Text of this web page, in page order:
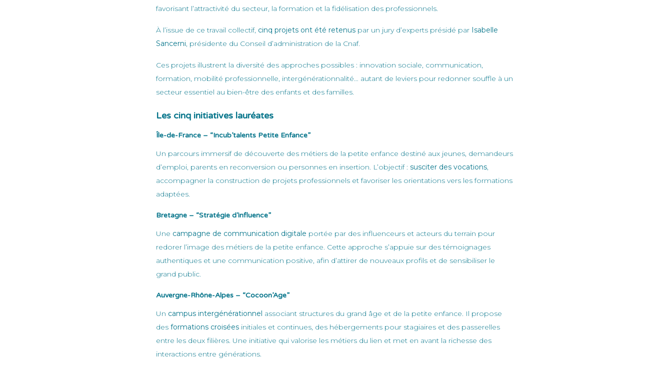
favorisant l’attractivité du secteur, la formation et la fidélisation des professionnels.
À l’issue de ce travail collectif, cinq projets ont été retenus par un jury d’experts présidé par Isabelle
Sancerni , présidente du Conseil d’administration de la Cnaf.
Ces projets illustrent la diversité des approches possibles : innovation sociale, communication,
formation, mobilité professionnelle, intergénérationnalité… autant de leviers pour redonner souffle à un
secteur essentiel au bien-être des enfants et des familles.
Les cinq initiatives lauréates
Île-de-France – “Incub’talents Petite Enfance”
Un parcours immersif de découverte des métiers de la petite enfance destiné aux jeunes, demandeurs
d’emploi, parents en reconversion ou personnes en insertion. L’objectif : susciter des vocations
accompagner la construction de projets professionnels et favoriser les orientations vers les formations
adaptées.
Bretagne – “Stratégie d’influence”
Une campagne de communication digitale portée par des influenceurs et acteurs du terrain pour
redorer l’image des métiers de la petite enfance. Cette approche s’appuie sur des témoignages
authentiques et une communication positive, afin d’attirer de nouveaux profils et de sensibiliser le
grand public.
Auvergne-Rhône-Alpes – “Cocoon’Age”
Un campus intergénérationnel associant structures du grand âge et de la petite enfance. Il propose
des formations croisées initiales et continues, des hébergements pour stagiaires et des passerelles
entre les deux filières. Une initiative qui valorise les métiers du lien et met en avant la richesse des
interactions entre générations.